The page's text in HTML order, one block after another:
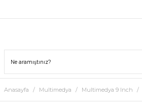
Anasayfa Multimedya Multimedya 9 Inch